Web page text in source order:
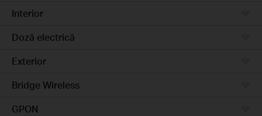
Interior
Doză electrică
Exterior
Bridge Wireless
GPON